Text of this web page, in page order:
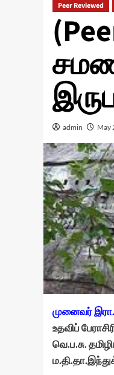
Peer Reviewed
admin May
முனைவர்இரா.
உதவிப்
வெ.ப.சு.
ம.தி.தா.